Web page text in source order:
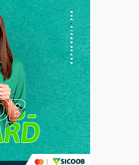
CAD-DF e inicia
ec...